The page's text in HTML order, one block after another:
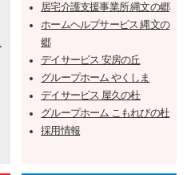
居宅介護支援事業所 縄文の郷
ホームヘルプサービス 縄文の
郷
デイサービス 安房の丘
グループホーム やくしま
デイサービス 屋久の杜
グループホーム こもれびの杜
採用情報